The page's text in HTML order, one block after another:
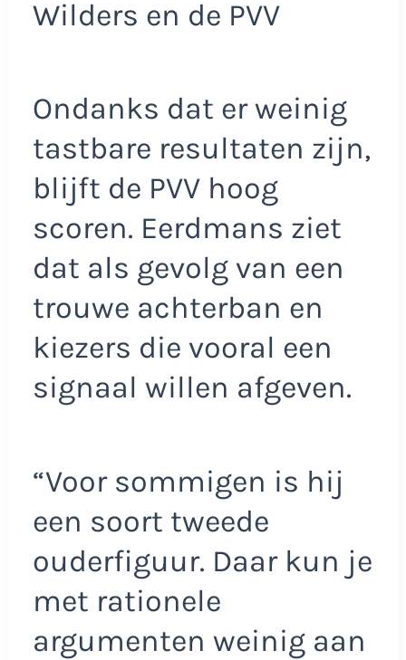
Wilders en de PVV
Ondanks dat er weinig
tastbare resultaten zijn,
blijft de PVV hoog
scoren. Eerdmans ziet
dat als gevolg van een
trouwe achterban en
kiezers die vooral een
signaal willen afgeven.
“Voor sommigen is hij
een soort tweede
ouderfiguur. Daar kun je
met rationele
argumenten weinig aan